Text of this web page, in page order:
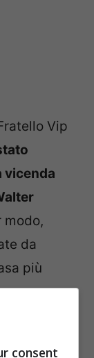
Vip
vicenda
modo,
da
più
consent